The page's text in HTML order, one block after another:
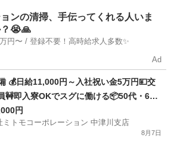
給料
ンの清掃、手伝ってくれる人いま
😭🙏
日給例1万円〜 / 登録不要！高時給求人多数✨
Ad
💰日給11,000円～入社祝い金5万円💴交
🚧即入寮OKでスグに働ける📦50代・60
職を応援します🌸Web面接対応・履歴書
津川市で安定収入と住まいを手に入れま
円
ミトモコーポレーション 中津川支店
8月7日